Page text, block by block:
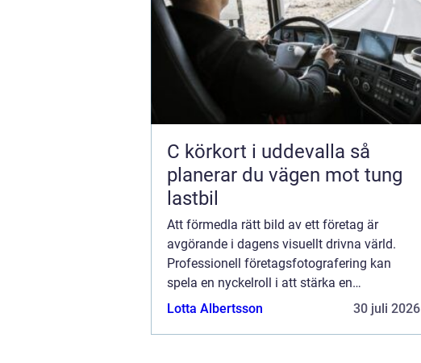
C körkort i uddevalla så
planerar du vägen mot tung
lastbil
Att förmedla rätt bild av ett företag är
avgörande i dagens visuellt drivna värld.
Professionell företagsfotografering kan
spela en nyckelroll i att stärka en
organisations varumärke och kommunicera
Lotta Albertsson 30 juli 2026